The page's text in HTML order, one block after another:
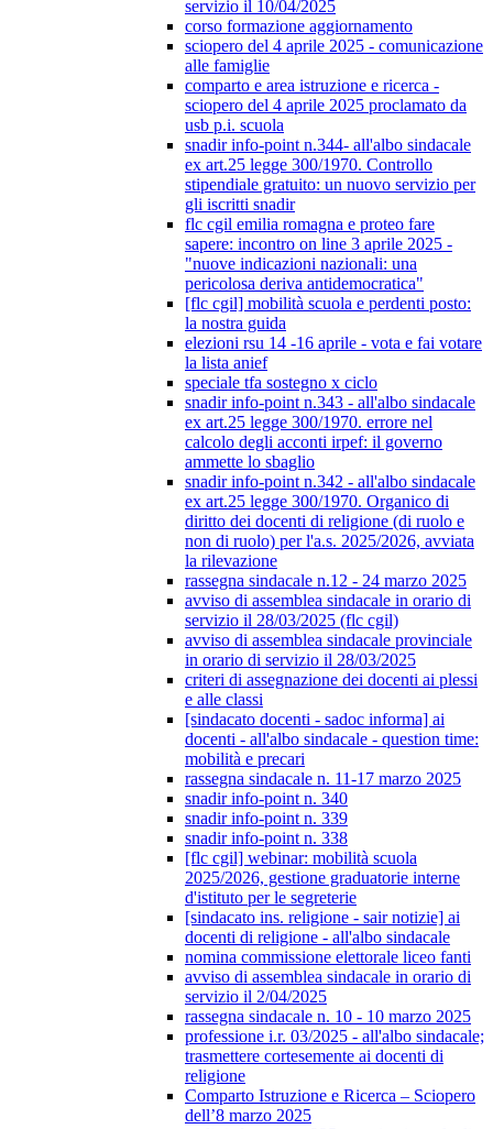
servizio il 10/04/2025
corso formazione aggiornamento
sciopero del 4 aprile 2025 - comunicazione
alle famiglie
comparto e area istruzione e ricerca -
sciopero del 4 aprile 2025 proclamato da
usb p.i. scuola
snadir info-point n.344- all'albo sindacale
ex art.25 legge 300/1970. Controllo
stipendiale gratuito: un nuovo servizio per
gli iscritti snadir
flc cgil emilia romagna e proteo fare
sapere: incontro on line 3 aprile 2025 -
"nuove indicazioni nazionali: una
pericolosa deriva antidemocratica"
[flc cgil] mobilità scuola e perdenti posto:
la nostra guida
elezioni rsu 14 -16 aprile - vota e fai votare
la lista anief
speciale tfa sostegno x ciclo
snadir info-point n.343 - all'albo sindacale
ex art.25 legge 300/1970. errore nel
calcolo degli acconti irpef: il governo
ammette lo sbaglio
snadir info-point n.342 - all'albo sindacale
ex art.25 legge 300/1970. Organico di
diritto dei docenti di religione (di ruolo e
non di ruolo) per l'a.s. 2025/2026, avviata
la rilevazione
rassegna sindacale n.12 - 24 marzo 2025
avviso di assemblea sindacale in orario di
servizio il 28/03/2025 (flc cgil)
avviso di assemblea sindacale provinciale
in orario di servizio il 28/03/2025
criteri di assegnazione dei docenti ai plessi
e alle classi
[sindacato docenti - sadoc informa] ai
docenti - all'albo sindacale - question time:
mobilità e precari
rassegna sindacale n. 11-17 marzo 2025
snadir info-point n. 340
snadir info-point n. 339
snadir info-point n. 338
[flc cgil] webinar: mobilità scuola
2025/2026, gestione graduatorie interne
d'istituto per le segreterie
[sindacato ins. religione - sair notizie] ai
docenti di religione - all'albo sindacale
nomina commissione elettorale liceo fanti
avviso di assemblea sindacale in orario di
servizio il 2/04/2025
rassegna sindacale n. 10 - 10 marzo 2025
professione i.r. 03/2025 - all'albo sindacale;
trasmettere cortesemente ai docenti di
religione
Comparto Istruzione e Ricerca – Sciopero
dell’8 marzo 2025